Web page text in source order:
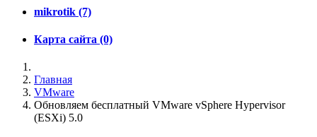
mikrotik (7)
Карта сайта (0)
Главная
VMware
Обновляем бесплатный VMware vSphere Hypervisor
(ESXi) 5.0